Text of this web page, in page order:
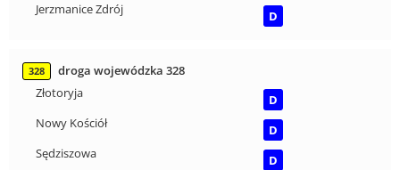
Jerzmanice Zdrój
D
328
droga wojewódzka 328
Złotoryja
D
Nowy Kościół
D
Sędziszowa
D